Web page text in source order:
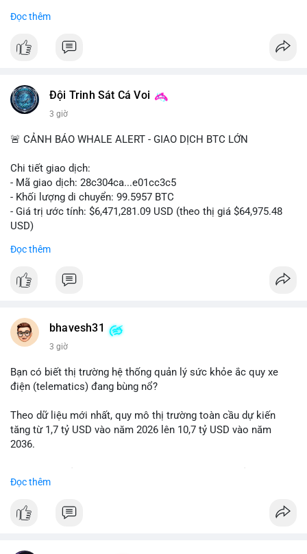
$cro
#vlikevn #titanbot
Đọc thêm
Đội Trinh Sát Cá Voi
3 giờ
🚨 CẢNH BÁO WHALE ALERT - GIAO DỊCH BTC LỚN
Chi tiết giao dịch:
- Mã giao dịch: 28c304ca...e01cc3c5
- Khối lượng di chuyển: 99.5957 BTC
- Giá trị ước tính: $6,471,281.09 USD (theo thị giá $64,975.48
USD)
giá hơn 6.47 triệu USD, cho thấy dấu hiệu chuyển tiền quy mô
thanh khoản hoặc bán, hoặc chuyển sang ví lạnh nhằm tích lũy
dài hạn. Việc giao dịch chưa được xác nhận tạo tâm lý thận
cung ngắn hạn. Nếu BTC vào ví nóng sàn, khả năng cao là
động thái chốt lời; ngược lại, nếu vào ví mới không hoạt động,
Lời khuyên: Nhà đầu tư nhỏ lẻ nên quan sát thêm 2-4 giờ sau
khi giao dịch được xác nhận, tránh hành động theo cảm xúc.
ưu tiên quản trị rủi ro trong giai đoạn biến động mạnh.
#btcmempool65k
Đọc thêm
bhavesh31
3 giờ
Bạn có biết thị trường hệ thống quản lý sức khỏe ắc quy xe
điện (telematics) đang bùng nổ?
Theo dữ liệu mới nhất, quy mô thị trường toàn cầu dự kiến
tăng từ 1,7 tỷ USD vào năm 2026 lên 10,7 tỷ USD vào năm
2036.
hàng năm (CAGR) ấn tượng lên tới 20,2%.
Điều gì đang thúc đẩy sự tăng trưởng vượt bậc này? Hãy cùng
Đọc thêm